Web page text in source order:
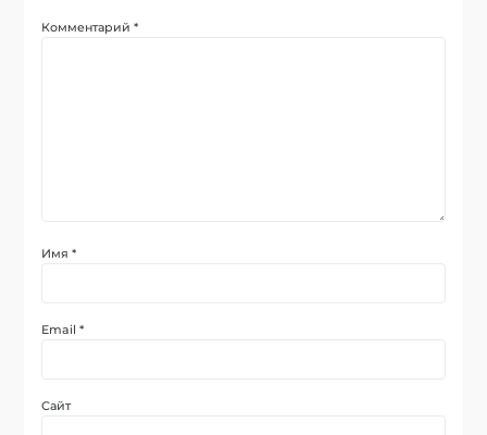
Комментарий*
Имя*
Email*
Сайт